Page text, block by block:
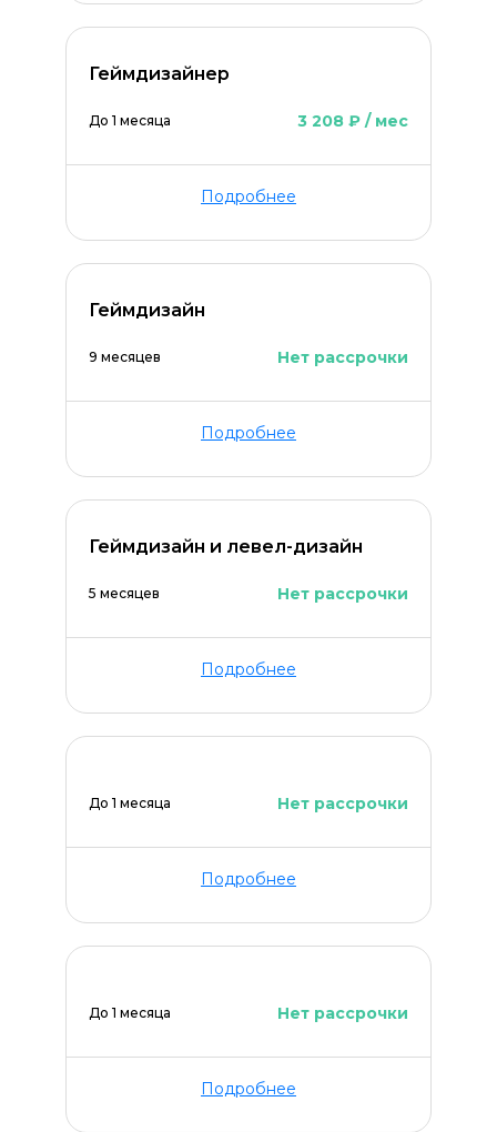
Геймдизайнер
До 1 месяца 3 208 ₽ / мес
Подробнее
Геймдизайн
9 месяцев Нет рассрочки
Подробнее
Геймдизайн и левел-дизайн
5 месяцев Нет рассрочки
Подробнее
До 1 месяца Нет рассрочки
Подробнее
До 1 месяца Нет рассрочки
Подробнее
Оставить комментарий
ОСТАВИТЬ КОММЕНТАРИЙ